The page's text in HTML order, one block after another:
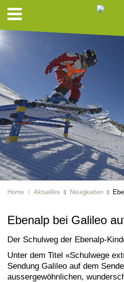
Home Aktuelles Neuigkeiten
Ebenalp bei Galileo
Der Schulweg der Ebenalp-
Unter dem Titel «Schulwege
Sendung Galileo auf dem
aussergewöhnlichen,